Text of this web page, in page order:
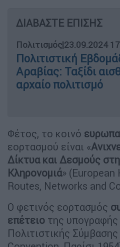
ΔΙΑΒΑΣΤΕ ΕΠΙΣΗΣ
Πολιτισμός|23.09.2024
Πολιτιστική
Αραβίας: Ταξίδι
αρχαίο πολιτισμό
Φέτος, το κοινό
εορτασμού είναι «
Δίκτυα και Δεσμούς
Κληρονομιά» (European
Routes, Networks and
Ο φετινός εορτασμός
επέτειο της
Πολιτιστικής